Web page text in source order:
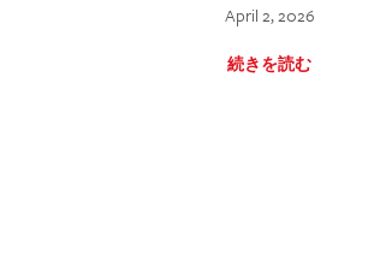
April 2, 2026
続きを読む